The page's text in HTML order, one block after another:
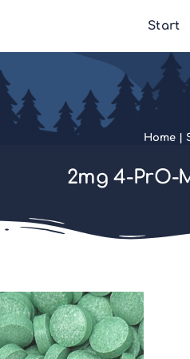
Start
Home|
2mg 4-PrO-